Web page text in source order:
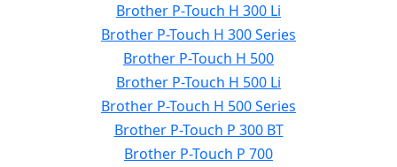
Brother P-Touch H 300 Li
Brother P-Touch H 300 Series
Brother P-Touch H 500
Brother P-Touch H 500 Li
Brother P-Touch H 500 Series
Brother P-Touch P 300 BT
Brother P-Touch P 700